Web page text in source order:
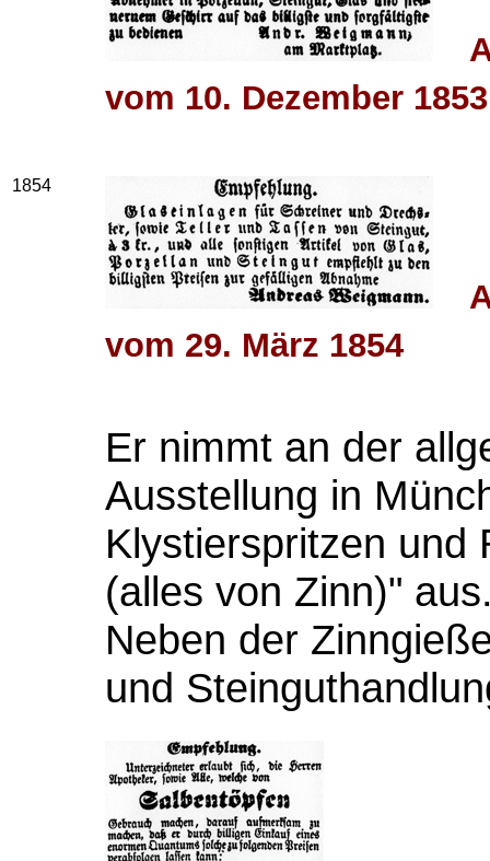
vom 10. Dezember 1853
1854
vom 29. März 1854
Er nimmt an der
Ausstellung in
Klystierspritzen und
(alles von Zinn)"
Neben der
und